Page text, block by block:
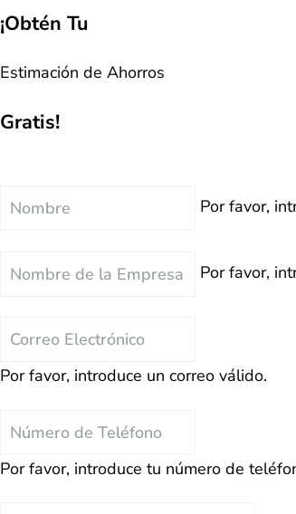
¡Obtén Tu
Estimación de Ahorros
Gratis!
Nombre
Por favor,
Nombre
Empresa
Por favor,
Correo
Por favor, introduce un correo válido.
Teléfono
Por favor, introduce tu número de